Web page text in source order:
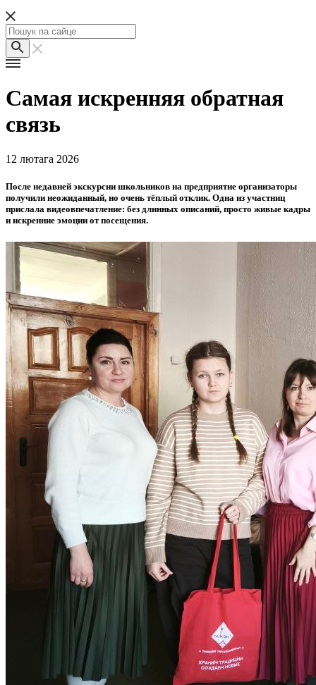
Самая искренняя обратная
связь
12 лютага 2026
После недавней экскурсии школьников на предприятие организаторы
получили неожиданный, но очень тёплый отклик. Одна из участниц
прислала видеовпечатление: без длинных описаний, просто живые кадры
и искренние эмоции от посещения.